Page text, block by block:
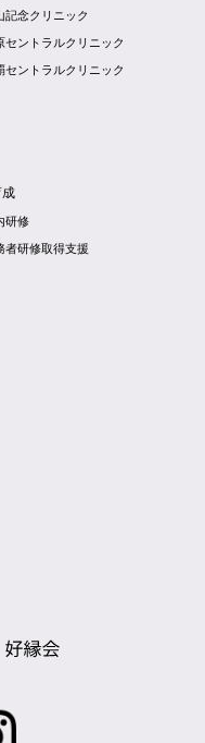
記念クリニック
セントラルクリニック
セントラルクリニック
成
研修
者研修取得支援